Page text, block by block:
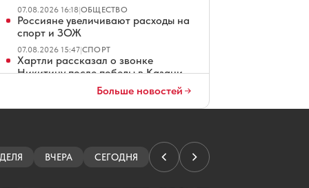
07.08.2026 16:18|ОБЩЕСТВО
Россияне увеличивают расходы на
спорт и ЗОЖ
07.08.2026 15:47|СПОРТ
Хартли рассказал о звонке
Никитину после победы в Казани
ХОККЕЙ
тяжёлом моменте плей-офф в
В Ярославле восстанавливают
жандармские казармы
Больше новостей
ВЧЕРА СЕГОДНЯ